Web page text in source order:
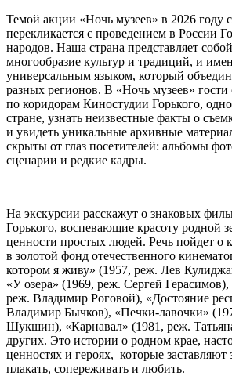
Темой акции «Ночь музеев» в 2026 году
перекликается с проведением в России
народов. Наша страна представляет
многообразие культур и традиций, и
универсальным языком, который
разных регионов. В «Ночь музеев» гости
по коридорам Киностудии Горького,
стране, узнать неизвестные факты о
и увидеть уникальные архивные
скрыты от глаз посетителей: альбомы
сценарии и редкие кадры.
На экскурсии расскажут о знаковых
Горького, воспевающие красоту родной
ценности простых людей. Речь пойдет о
в золотой фонд отечественного
котором я живу» (1957, реж. Лев
«У озера» (1969, реж. Сергей
реж. Владимир Роговой), «Достояние
Владимир Бычков), «Печки-лавочки»
Шукшин), «Карнавал» (1981, реж.
других. Это истории о родном крае,
ценностях и героях, которые заставляют
плакать, сопереживать и любить.